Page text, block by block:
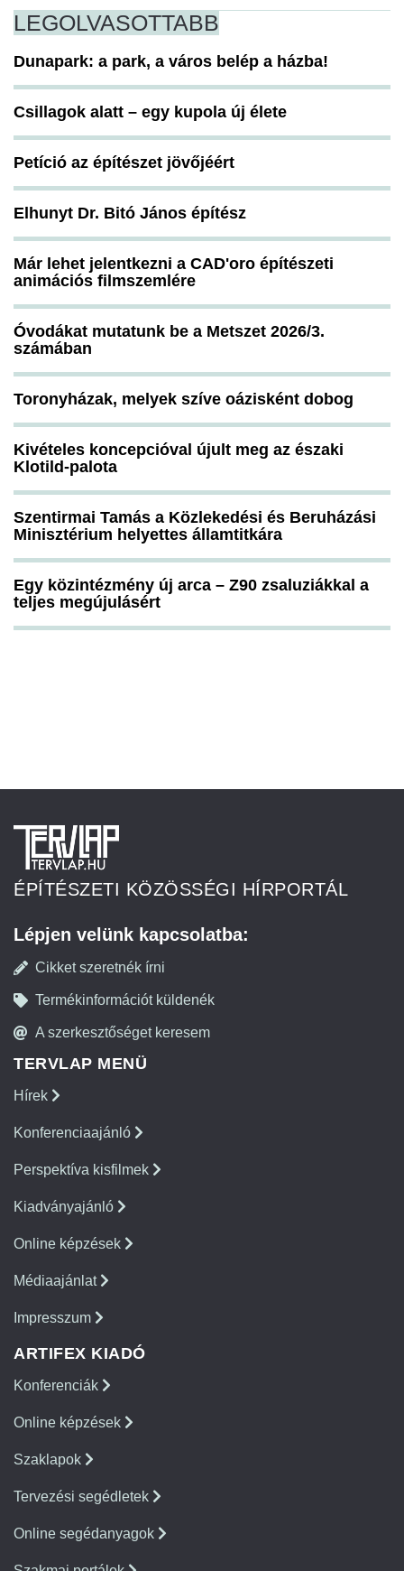
LEGOLVASOTTABB
Dunapark: a park, a város belép a házba!
Csillagok alatt – egy kupola új élete
Petíció az építészet jövőjéért
Elhunyt Dr. Bitó János építész
Már lehet jelentkezni a CAD'oro építészeti
animációs filmszemlére
Óvodákat mutatunk be a Metszet 2026/3.
számában
Toronyházak, melyek szíve oázisként dobog
Kivételes koncepcióval újult meg az északi
Klotild-palota
Szentirmai Tamás a Közlekedési és Beruházási
Minisztérium helyettes államtitkára
Egy közintézmény új arca – Z90 zsaluziákkal a
teljes megújulásért
ÉPÍTÉSZETI KÖZÖSSÉGI HÍRPORTÁL
Lépjen velünk kapcsolatba:
Cikket szeretnék írni
Termékinformációt küldenék
A szerkesztőséget keresem
TERVLAP MENÜ
Hírek
Konferenciaajánló
Perspektíva kisfilmek
Kiadványajánló
Online képzések
Médiaajánlat
Impresszum
ARTIFEX KIADÓ
Konferenciák
Online képzések
Szaklapok
Tervezési segédletek
Online segédanyagok